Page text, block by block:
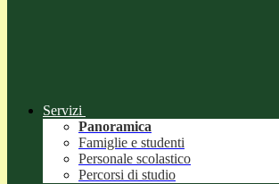
Servizi
Panoramica
Famiglie e studenti
Personale scolastico
Percorsi di studio